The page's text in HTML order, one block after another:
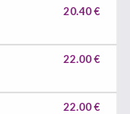
20.40 €
22.00 €
22.00 €